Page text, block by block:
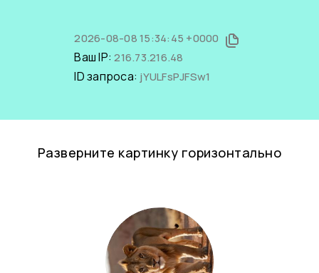
2026-08-08 15:34:45 +0000
Ваш IP:216.73.216.48
ID запроса: jYULFsPJFSw1
Разверните картинку горизонтально